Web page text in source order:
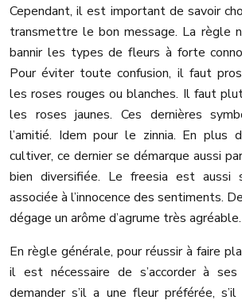
Cependant, il est important de savoir
transmettre le bon message. La règle
bannir les types de fleurs à forte
Pour éviter toute confusion, il faut
les roses rouges ou blanches. Il faut
les roses jaunes. Ces dernières
l’amitié. Idem pour le zinnia. En plus
cultiver, ce dernier se démarque aussi
bien diversifiée. Le freesia est aussi
associée à l’innocence des sentiments.
dégage un arôme d’agrume très agréable.
En règle générale, pour réussir à faire
il est nécessaire de s’accorder à
demander s’il a une fleur préférée,